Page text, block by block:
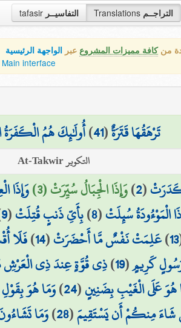
tafasir التفاسيــر Translations التراجــم
منكافة مميزات المشروع عبر الواجهة الرئيسية
Main interface
تَرْهَقُهَا قَتَرَةٌ(
41
)أُولَٰئِكَ هُمُ الْكَفَرَةُ
التكوير At-Takwir
(
2
)وَإِذَا الْجِبَالُ سُيِّرَتْ (3) وَإِذَا
الْمَوْءُودَةُ سُئِلَتْ(
8
)بِأَيِّ ذَنبٍ قُتِلَتْ(
9
13
)عَلِمَتْ نَفْسٌ مَّا أَحْضَرَتْ(
14
)فَلَا
كَرِيمٍ(
19
)ذِي قُوَّةٍ عِندَ ذِي
هُوَ عَلَى الْغَيْبِ بِضَنِينٍ(
24
)وَمَا هُوَ
شَاءَ مِنكُمْ أَن يَسْتَقِيمَ(
28
)وَمَا